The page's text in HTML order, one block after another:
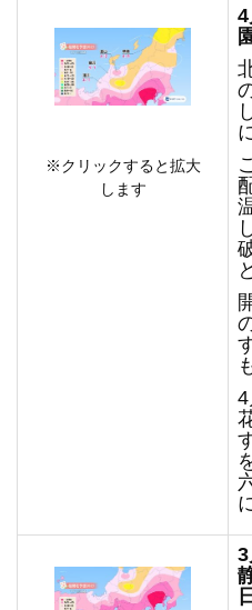
※クリックすると拡大
します
4
3